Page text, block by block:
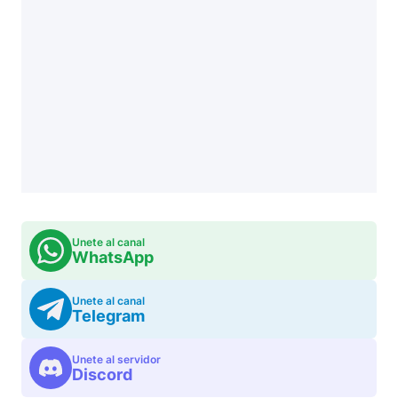
Unete al canal
WhatsApp
Unete al canal
Telegram
Unete al servidor
Discord